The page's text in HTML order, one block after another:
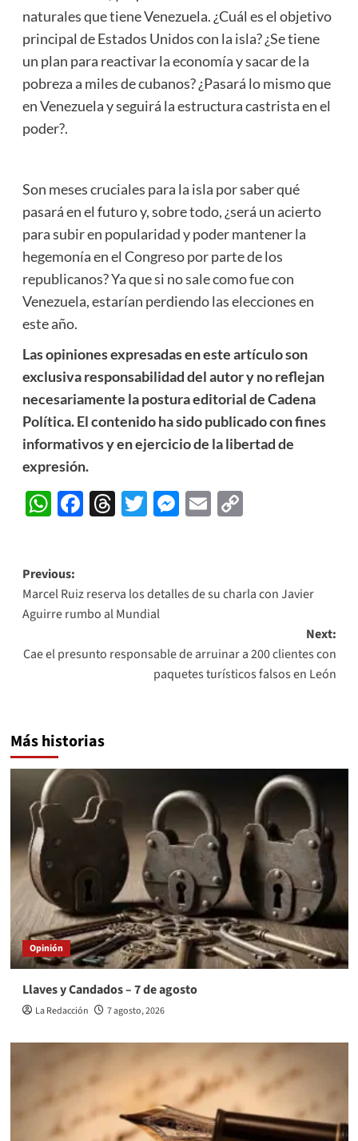
naturales que tiene Venezuela. ¿Cuál es el objetivo
principal de Estados Unidos con la isla? ¿Se tiene
un plan para reactivar la economía y sacar de la
pobreza a miles de cubanos? ¿Pasará lo mismo que
en Venezuela y seguirá la estructura castrista en el
poder?.
Son meses cruciales para la isla por saber qué
pasará en el futuro y, sobre todo, ¿será un acierto
para subir en popularidad y poder mantener la
hegemonía en el Congreso por parte de los
republicanos? Ya que si no sale como fue con
Venezuela, estarían perdiendo las elecciones en
este año.
Las opiniones expresadas en este artículo son
exclusiva responsabilidad del autor y no reflejan
necesariamente la postura editorial de Cadena
Política. El contenido ha sido publicado con fines
informativos y en ejercicio de la libertad de
expresión.
WhatsApp
Facebook
Threads
Twitter
Messenger
EmailCopy
Post
navigation
Previous:
Marcel Ruiz reserva los detalles de su charla con Javier
Aguirre rumbo al Mundial
Next:
Cae el presunto responsable de arruinar a 200 clientes con
paquetes turísticos falsos en León
Más historias
Opinión
Llaves y Candados – 7 de agosto
La Redacción 7 agosto, 2026